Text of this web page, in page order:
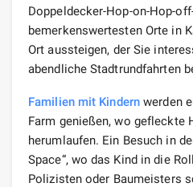
Doppeldecker-Hop-on-Hop-
bemerkenswertesten Orte in
Ort aussteigen, der Sie
abendliche Stadtrundfahrten
Familien mit Kindern werden
Farm genießen, wo gefleckte
herumlaufen. Ein Besuch in
Space“, wo das Kind in die
Polizisten oder Baumeisters